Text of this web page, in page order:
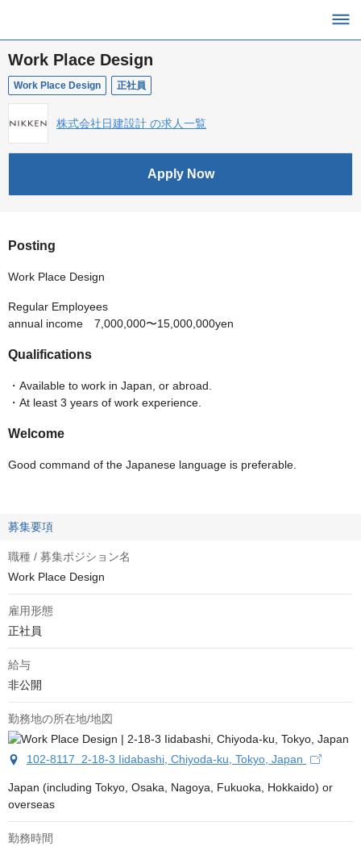
Work Place Design
Work Place Design 正社員
株式会社日建設計 の求人一覧
Apply Now
Posting
Work Place Design
Regular Employees
annual income 7,000,000〜15,000,000yen
Qualifications
・Available to work in Japan, or abroad.
・At least 3 years of work experience.
Welcome
Good command of the Japanese language is preferable.
募集要項
職種 / 募集ポジション名
Work Place Design
雇用形態
正社員
給与
非公開
勤務地の所在地/地図
102-8117 2-18-3 Iidabashi, Chiyoda-ku, Tokyo, Japan
Japan (including Tokyo, Osaka, Nagoya, Fukuoka, Hokkaido) or
overseas
勤務時間